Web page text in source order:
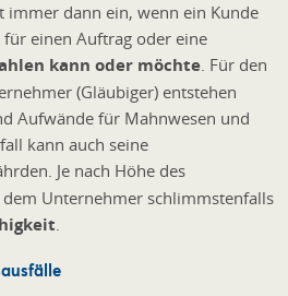
immer dann ein, wenn ein Kunde
für einen Auftrag oder eine
kann oder möchte. Für den
(Gläubiger) entstehen
Aufwände für Mahnwesen und
kann auch seine
Je nach Höhe des
Unternehmer schlimmstenfalls
.